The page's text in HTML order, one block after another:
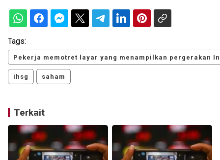
Tags:
Pekerja memotret layar yang menampilkan pergerakan
ihsg saham
Terkait